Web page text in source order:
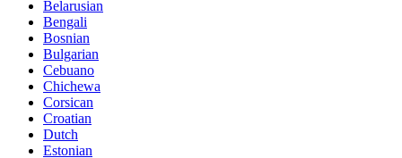
Belarusian
Bengali
Bosnian
Bulgarian
Cebuano
Chichewa
Corsican
Croatian
Dutch
Estonian